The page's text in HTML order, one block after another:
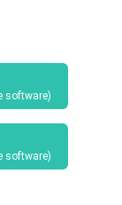
software)
software)